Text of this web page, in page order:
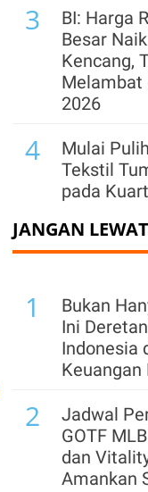
3
BI: Harga
Besar
Kencang,
Melambat
2026
4
Mulai
Tekstil
pada
5
Survei BI:
Harga
Penjualan
Freeport
Ajukan
Izin Usai
Alasannya
Samudera
Rute
JANGAN
1
Bukan
Ini
Indonesia
Keuangan
2
Jadwal
GOTF
dan
Amankan